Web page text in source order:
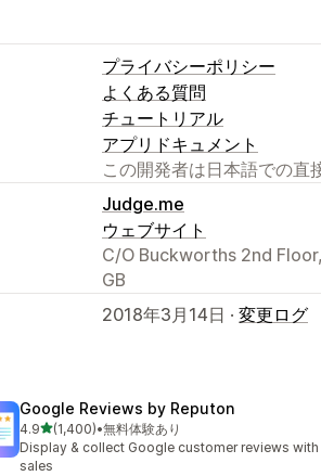
プライバシーポリシー
よくある質問
チュートリアル
アプリドキュメント
この開発者は日本語での直
Judge.me
ウェブサイト
C/O Buckworths 2nd
GB
2018年3月14日 · 変更ログ
Google Reviews by Reputon
4.95つ星中
(1,400)
合計レビュー数：1400件
•無料体験あり
Display & collect Google customer reviews
sales